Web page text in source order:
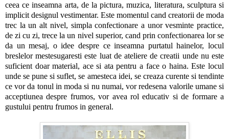
ceea ce inseamna arta, de la pictura, muzica, literatura, sculptura si
implicit designul vestimentar. Este momentul cand creatorii de moda
trec la un alt nivel, simpla confectionare a unor vesminte practice,
de zi cu zi, trece la un nivel superior, cand prin confectionarea lor se
da un mesaj, o idee despre ce inseamna purtatul hainelor, locul
breslelor mestesugaresti este luat de ateliere de creatii unde nu este
suficient doar material, ace si ata pentru a face o haina. Este locul
unde se pune si suflet, se amesteca idei, se creaza curente si tendinte
ce vor da tonul in moda si nu numai, vor redesena valorile umane si
acceptiunea despre frumos, vor avea rol educativ si de formare a
gustului pentru frumos in general.